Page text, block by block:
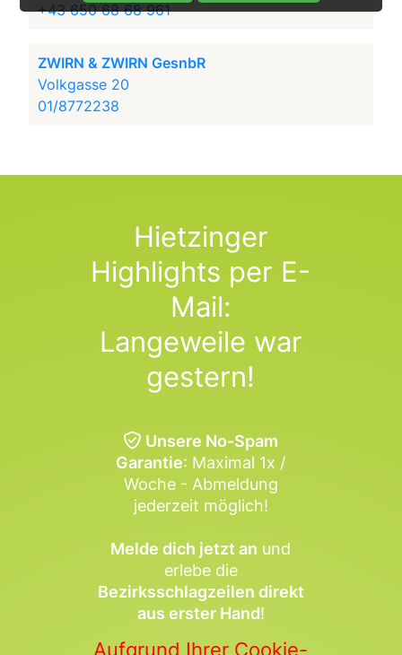
+43 650 68 68 961
ZWIRN & ZWIRN GesnbR
Volkgasse 20
01/8772238
Hietzinger
Highlights per E-
Mail:
Langeweile war
gestern!
Unsere No-Spam
Garantie: Maximal 1x /
Woche - Abmeldung
jederzeit möglich!
Melde dich jetzt an und
erlebe die
Bezirksschlagzeilen direkt
aus erster Hand!
Aufgrund Ihrer Cookie-